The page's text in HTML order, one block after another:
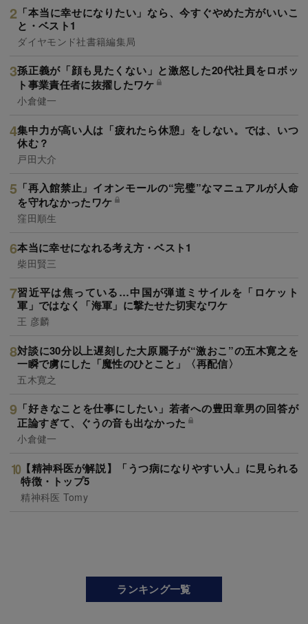
「本当に幸せになりたい」なら、今すぐやめた方がいいこ
と・ベスト1
ダイヤモンド社書籍編集局
孫正義が「顔も見たくない」と激怒した20代社員をロボッ
ト事業責任者に抜擢したワケ
小倉健一
集中力が高い人は「疲れたら休憩」をしない。では、いつ
休む？
戸田大介
「再入館禁止」イオンモールの“完璧”なマニュアルが人命
を守れなかったワケ
窪田順生
本当に幸せになれる考え方・ベスト1
柴田賢三
習近平は焦っている…中国が弾道ミサイルを「ロケット
軍」ではなく「海軍」に撃たせた切実なワケ
王 彦麟
対談に30分以上遅刻した大原麗子が“激おこ”の五木寛之を
一瞬で虜にした「魔性のひとこと」〈再配信〉
五木寛之
「好きなことを仕事にしたい」若者への豊田章男の回答が
正論すぎて、ぐうの音も出なかった
小倉健一
【精神科医が解説】「うつ病になりやすい人」に見られる
特徴・トップ5
精神科医 Tomy
ランキング一覧